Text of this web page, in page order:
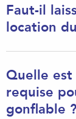
Faut-il
location
Quelle
requise
gonflable ?